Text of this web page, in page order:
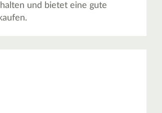
und bietet eine gute